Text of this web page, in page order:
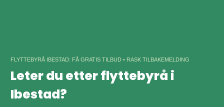
FLYTTEBYRÅ IBESTAD: FÅ GRATIS TILBUD • RASK TILBAKEMELDING
Leter du etter flyttebyrå i
Ibestad?